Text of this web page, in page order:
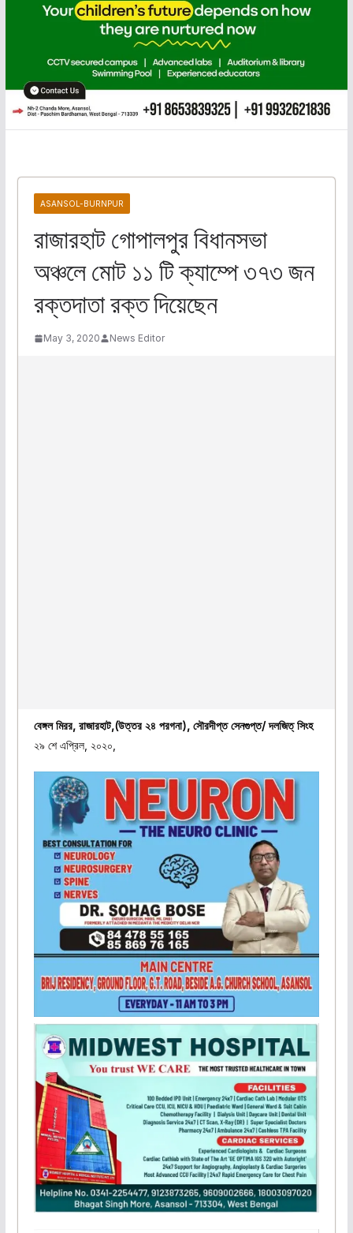
ASANSOL-BURNPUR
রাজারহাট গোপালপুর বিধানসভা
অঞ্চলে মোট ১১ টি ক্যাম্পে ৩৭৩ জন
রক্তদাতা রক্ত দিয়েছেন
May 3, 2020 News Editor
বেঙ্গল মিরর, রাজারহাট,(উত্তর ২৪ পরগনা), সৌরদীপ্ত সেনগুপ্ত/ দলজিত্ সিংহ
২৯ শে এপ্রিল, ২০২০,